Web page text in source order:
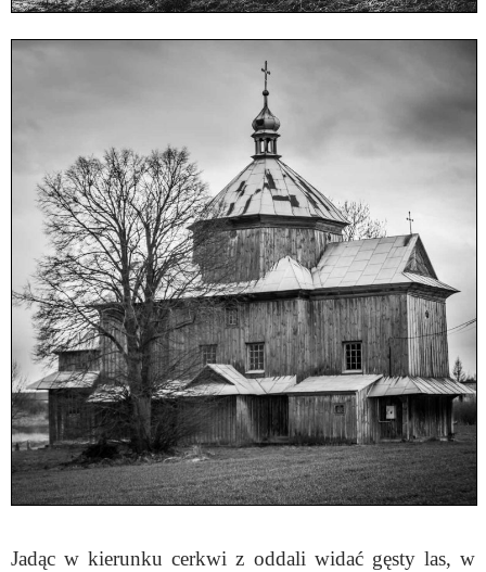
Jadąc w kierunku cerkwi z oddali widać gęsty las, w